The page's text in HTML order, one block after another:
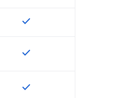
수 있습니다.
이 기능은 SKU에서 사용할
check
수 있습니다.
이 기능은 SKU에서 사용할
check
수 있습니다.
이 기능은 SKU에서 사용할
check